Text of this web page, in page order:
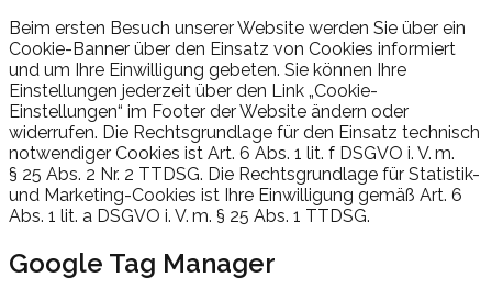
Beim ersten Besuch unserer Website werden Sie über ein
Cookie-Banner über den Einsatz von Cookies informiert
und um Ihre Einwilligung gebeten. Sie können Ihre
Einstellungen jederzeit über den Link „Cookie-
Einstellungen“ im Footer der Website ändern oder
widerrufen. Die Rechtsgrundlage für den Einsatz technisch
notwendiger Cookies ist Art. 6 Abs. 1 lit. f DSGVO i. V. m.
§ 25 Abs. 2 Nr. 2 TTDSG. Die Rechtsgrundlage für Statistik-
und Marketing-Cookies ist Ihre Einwilligung gemäß Art. 6
Abs. 1 lit. a DSGVO i. V. m. § 25 Abs. 1 TTDSG.
Google Tag Manager